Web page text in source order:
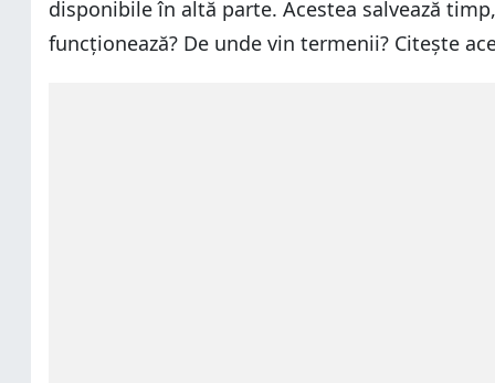
disponibile în altă parte. Acestea salvează
funcționează? De unde vin termenii? Citește